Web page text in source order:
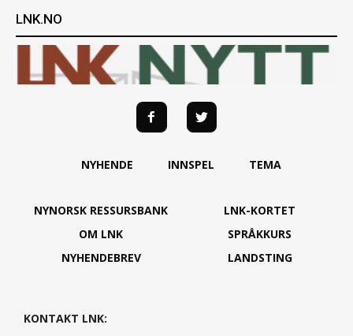
LNK.NO
NYHENDE INNSPEL TEMA
NYNORSK RESSURSBANK
OM LNK
NYHENDEBREV
LNK-KORTET
SPRÅKKURS
LANDSTING
KONTAKT LNK: